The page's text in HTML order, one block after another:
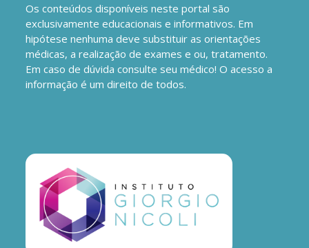
Os conteúdos disponíveis neste portal são
exclusivamente educacionais e informativos. Em
hipótese nenhuma deve substituir as orientações
médicas, a realização de exames e ou, tratamento.
Em caso de dúvida consulte seu médico! O acesso a
informação é um direito de todos.